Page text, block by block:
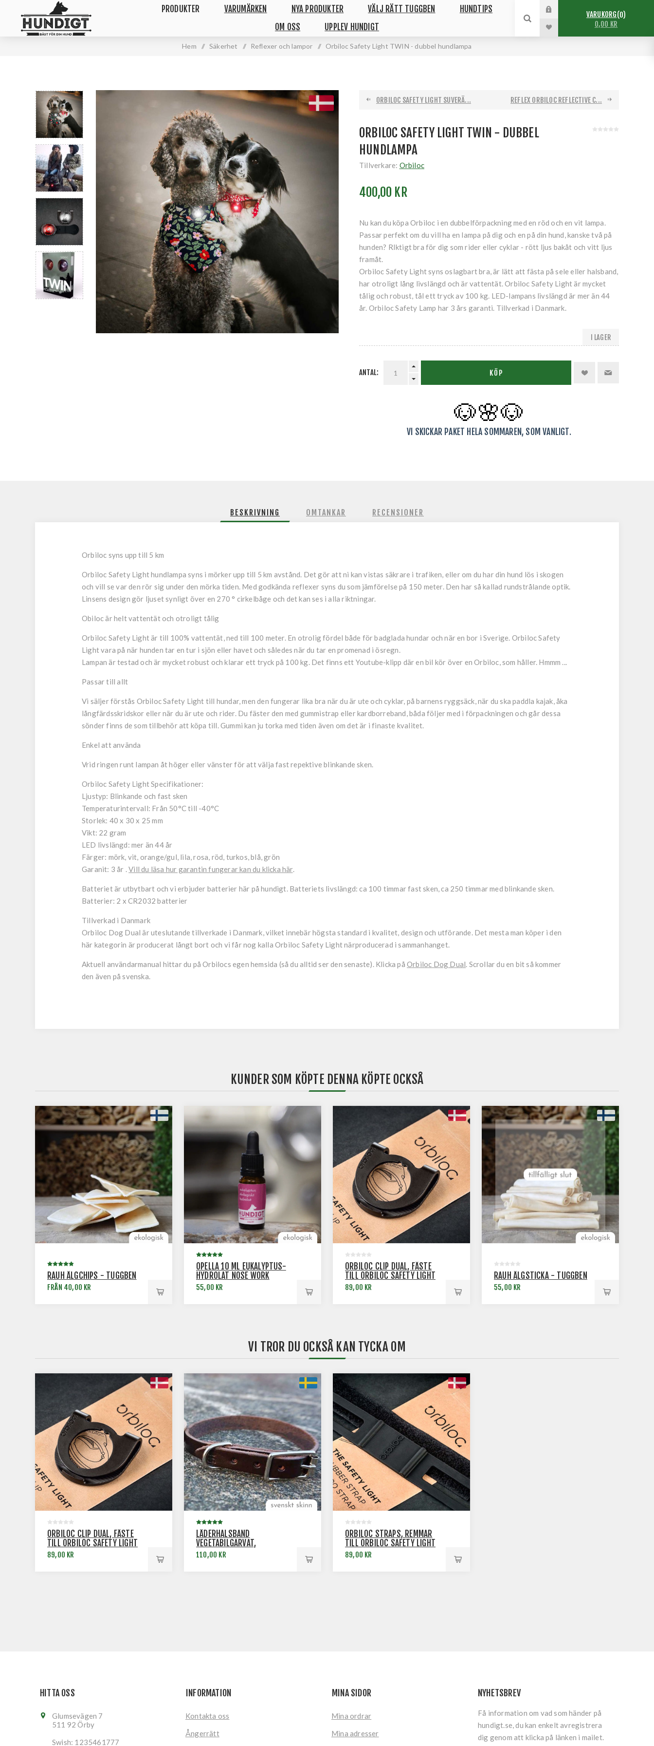
PRODUKTER VARUMÄRKEN NYA PRODUKTER VÄLJ RÄTT TUGGBEN
HUNDTIPS
OM OSS
UPPLEV HUNDIGT
VARUKORG 0
0,00 KR
Hem / Säkerhet / Reflexer och lampor / Orbiloc Safety Light TWIN - dubbel hundlampa
ORBILOC SAFETY LIGHT SUVERÄ... REFLEX ORBILOC REFLECTIVE C...
ORBILOC SAFETY LIGHT TWIN - DUBBEL
HUNDLAMPA
Tillverkare: Orbiloc
400,00 KR
Nu kan du köpa Orbiloc i en dubbelförpackning med en röd och en vit lampa.
Passar perfekt om du vill ha en lampa på dig och en på din hund, kanske två på
hunden? RIktigt bra för dig som rider eller cyklar - rött ljus bakåt och vitt ljus
framåt.
Orbiloc Safety Light syns oslagbart bra, är lätt att fästa på sele eller halsband,
har otroligt lång livslängd och är vattentät. Orbiloc Safety Light är mycket
tålig och robust, tål ett tryck av 100 kg. LED-lampans livslängd är mer än 44
år. Orbiloc Safety Lamp har 3 års garanti. Tillverkad i Danmark.
I LAGER
ANTAL: KÖP
🐶🌸🐶
VI SKICKAR PAKET HELA SOMMAREN, SOM VANLIGT.
BESKRIVNING OMTANKAR RECENSIONER
Orbiloc syns upp till 5 km
Orbiloc Safety Light hundlampa syns i mörker upp till 5 km avstånd. Det gör att ni kan vistas säkrare i trafiken, eller om du har din hund lös i skogen
och vill se var den rör sig under den mörka tiden. Med godkända reflexer syns du som jämförelse på 150 meter. Den har så kallad rundstrålande optik.
Linsens design gör ljuset synligt över en 270 ° cirkelbåge och det kan ses i alla riktningar.
Obiloc är helt vattentät och otroligt tålig
Orbiloc Safety Light är till 100% vattentät, ned till 100 meter. En otrolig fördel både för badglada hundar och när en bor i Sverige. Orbiloc Safety
Light vara på när hunden tar en tur i sjön eller havet och således när du tar en promenad i ösregn.
Lampan är testad och är mycket robust och klarar ett tryck på 100 kg. Det finns ett Youtube-klipp där en bil kör över en Orbiloc, som håller. Hmmm ...
Passar till allt
Vi säljer förstås Orbiloc Safety Light till hundar, men den fungerar lika bra när du är ute och cyklar, på barnens ryggsäck, när du ska paddla kajak, åka
långfärdsskridskor eller när du är ute och rider. Du fäster den med gummistrap eller kardborreband, båda följer med i förpackningen och går dessa
sönder finns de som tillbehör att köpa till. Gummi kan ju torka med tiden även om det är i finaste kvalitet.
Enkel att använda
Vrid ringen runt lampan åt höger eller vänster för att välja fast repektive blinkande sken.
Orbiloc Safety Light Specifikationer:
Ljustyp: Blinkande och fast sken
Temperaturintervall: Från 50°C till -40°C
Storlek: 40 x 30 x 25 mm
Vikt: 22 gram
LED livslängd: mer än 44 år
Färger: mörk, vit, orange/gul, lila, rosa, röd, turkos, blå, grön
Garanit: 3 år .Vill du läsa hur garantin fungerar kan du klicka här.
Batteriet är utbytbart och vi erbjuder batterier här på hundigt. Batteriets livslängd: ca 100 timmar fast sken, ca 250 timmar med blinkande sken.
Batterier: 2 x CR2032 batterier
Tillverkad i Danmark
Orbiloc Dog Dual är uteslutande tillverkade i Danmark, vilket innebär högsta standard i kvalitet, design och utförande. Det mesta man köper i den
här kategorin är producerat långt bort och vi får nog kalla Orbiloc Safety Light närproducerad i sammanhanget.
Aktuell användarmanual hittar du på Orbilocs egen hemsida (så du alltid ser den senaste). Klicka påOrbiloc Dog Dual. Scrollar du en bit så kommer
den även på svenska.
KUNDER SOM KÖPTE DENNA KÖPTE OCKSÅ
RAUH ÄLGCHIPS - TUGGBEN
FRÅN 40,00 KR
OPELLA 10 ML EUKALYPTUS-
HYDROLAT NOSE WORK
55,00 KR
ORBILOC CLIP DUAL, FÄSTE
TILL ORBILOC SAFETY LIGHT
89,00 KR
RAUH ÄLGSTICKA - TUGGBEN
55,00 KR
VI TROR DU OCKSÅ KAN TYCKA OM
ORBILOC CLIP DUAL, FÄSTE
TILL ORBILOC SAFETY LIGHT
89,00 KR
LÄDERHALSBAND
VEGETABILGARVAT,
SVENSKTILLVERKAT
110,00 KR
ORBILOC STRAPS, REMMAR
TILL ORBILOC SAFETY LIGHT
89,00 KR
HITTA OSS
Glumsevägen 7
511 92 Örby
Swish: 1235461777
INFORMATION
Kontakta oss
Ångerrätt
MINA SIDOR
Mina ordrar
Mina adresser
NYHETSBREV
Få information om vad som händer på
hundigt.se, du kan enkelt avregistrera
dig genom att klicka på länken i mailet.